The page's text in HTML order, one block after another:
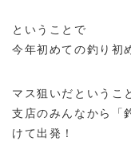
ということで
今年初めての釣り初
マス狙いだというこ
支店のみんなから「
けて出発！